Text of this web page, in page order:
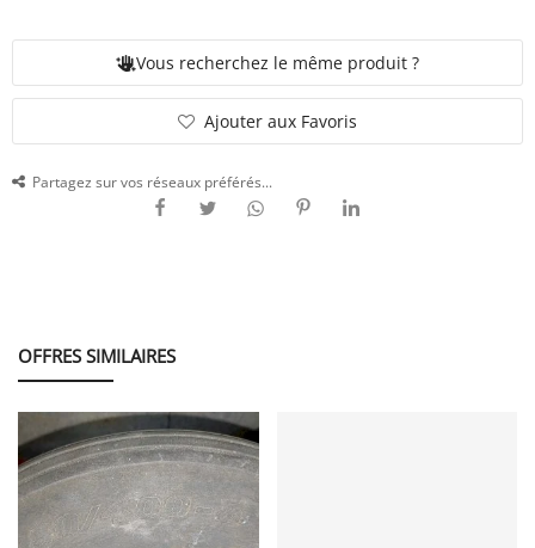
Vous recherchez le même produit ?
Ajouter aux Favoris
Partagez sur vos réseaux préférés...
OFFRES SIMILAIRES